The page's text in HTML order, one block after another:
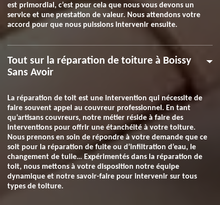
est primordial, c’est pour cela que nous vous devons un
service et une prestation de valeur. Nous attendons votre
accord pour que nous puissions intervenir ensuite.
Tout sur la réparation de toiture à Boissy
Sans Avoir
La réparation de toit est une intervention qui nécessite de
faire souvent appel au couvreur professionnel. En tant
qu’artisans couvreurs, notre métier réside à faire des
interventions pour offrir une étanchéité à votre toiture.
Nous prenons en soin de répondre à votre demande que ce
soit pour la réparation de fuite ou d’infiltration d’eau, le
changement de tuile… Expérimentés dans la réparation de
toit, nous mettons à votre disposition notre équipe
dynamique et notre savoir-faire pour intervenir sur tous
types de toiture.